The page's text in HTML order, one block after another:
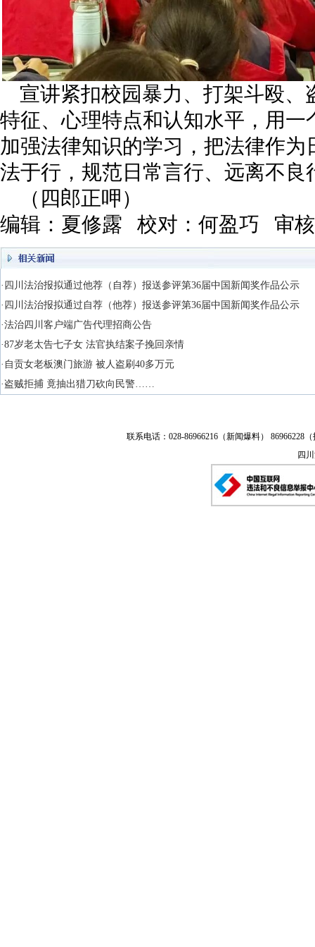
宣讲紧扣校园暴力、打架斗殴
特征、心理特点和认知水平，用
加强法律知识的学习，把法律作
法于行，规范日常言行、远离不
（四郎正呷）
编辑：夏修露 校对：何盈巧 审
·四川法治报拟通过他荐（自荐）报送参评第36届中国新闻奖作品公示
·四川法治报拟通过自荐（他荐）报送参评第36届中国新闻奖作品公示
·法治四川客户端广告代理招商公告
·87岁老太告七子女 法官执结案子挽回亲情
·自贡女老板澳门旅游 被人盗刷40多万元
·盗贼拒捕 竟抽出猎刀砍向民警……
联系电话：028-86966216（新闻爆料） 86966228
四